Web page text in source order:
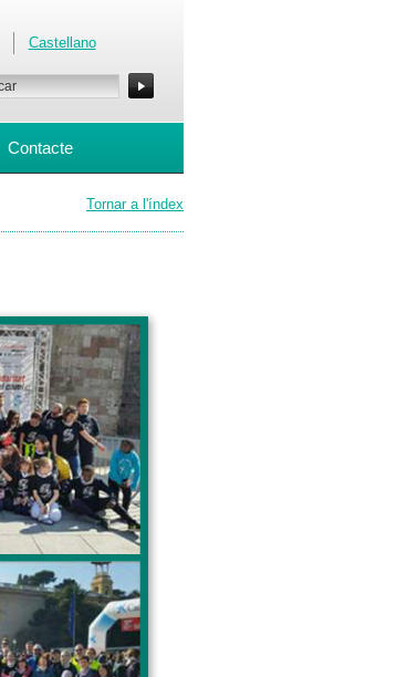
Castellano
Contacte
Tornar a l'índex